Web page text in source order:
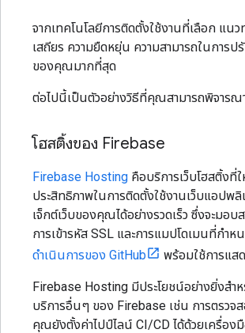
จากเทคโนโลยีการติดตั้งใช้งานที่เลือก แ
เสถียร ความยืดหยุ่น ความสามารถในกา
ของคุณมากที่สุด
ต่อไปนี้เป็นตัวอย่างวิธีที่คุณสามารถพิจาร
โฮสติ้งของ Firebase
Firebase Hosting คือบริการเว็บโฮสติ้ง
ประสิทธิภาพในการติดตั้งใช้งานเว็บแอปพ
เจ็กต์เว็บของคุณได้อย่างรวดเร็ว ซึ่งจะมอ
การเข้ารหัส SSL และการแมปโดเมนที่กำห
ดำเนินการของ GitHub
พร้อมใช้การแส
Firebase Hosting มีประโยชน์อย่างยิ่งสำ
บริการอื่นๆ ของ Firebase เช่น การตรวจ
คุณยังตั้งค่าไปป์ไลน์ CI/CD ได้ด้วยเครื่อ